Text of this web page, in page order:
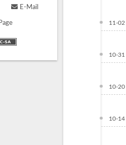
11-02
10-31
10-20
10-14
E-Mail